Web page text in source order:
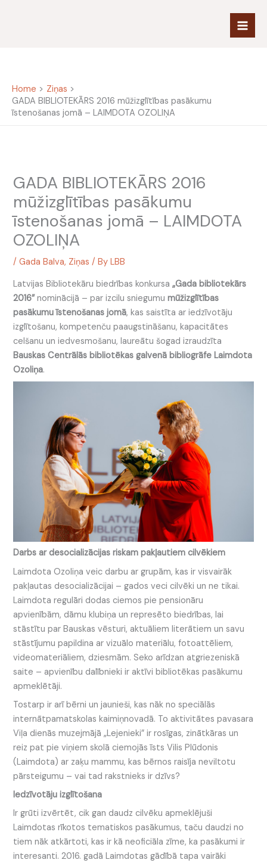
Home
Ziņas
GADA BIBLIOTEKĀRS 2016 mūžizglītības pasākumu
īstenošanas jomā – LAIMDOTA OZOLIŅA
GADA BIBLIOTEKĀRS 2016
mūžizglītības pasākumu
īstenošanas jomā – LAIMDOTA
OZOLIŅA
/Gada Balva, Ziņas / ByLBB
Latvijas Bibliotekāru biedrības konkursa„Gada bibliotekārs
2016”nominācijā – par izcilu sniegumumūžizglītības
pasākumu īstenošanas jomā, kas saistīta ar iedzīvotāju
izglītošanu, kompetenču paaugstināšanu, kapacitātes
celšanu un iedvesmošanu, laureātu šogad izraudzīta
Bauskas Centrālās bibliotēkas galvenā bibliogrāfe Laimdota
Ozoliņa.
Darbs ar desocializācijas riskam pakļautiem cilvēkiem
Laimdota Ozoliņa veic darbu ar grupām, kas ir visvairāk
pakļautas desocializācijai – gados veci cilvēki un ne tikai.
Laimdota regulāri dodas ciemos pie pensionāru
apvienībām, dāmu klubiņa un represēto biedrības, lai
stāstītu par Bauskas vēsturi, aktuāliem literātiem un savu
stāstījumu papildina ar vizuālo materiālu, fotoattēliem,
videomateriāliem, dziesmām. Seko arīdzan atgriezeniskā
saite – apvienību dalībnieki ir aktīvi bibliotēkas pasākumu
apmeklētāji.
Tostarp ir arī bērni un jaunieši, kas nāk no speciālās
internātpamatskolas kaimiņnovadā. To aktivitātes pavasara
Viļa dienās muzejmājā „Lejenieki” ir rosīgas, zinātkāras un
reiz pat pie viņiem skolā ciemojās īsts Vilis Plūdonis
(Laimdota) ar zaķu mammu, kas bērnos raisīja neviltotu
pārsteigumu – vai tad rakstnieks ir dzīvs?
Iedzīvotāju izglītošana
Ir grūti izvērtēt, cik gan daudz cilvēku apmeklējuši
Laimdotas rīkotos tematiskos pasākumus, taču daudzi no
tiem nāk atkārtoti, kas ir kā neoficiāla zīme, ka pasākumi ir
interesanti. 2016. gadā Laimdotas gādībā tapa vairāki